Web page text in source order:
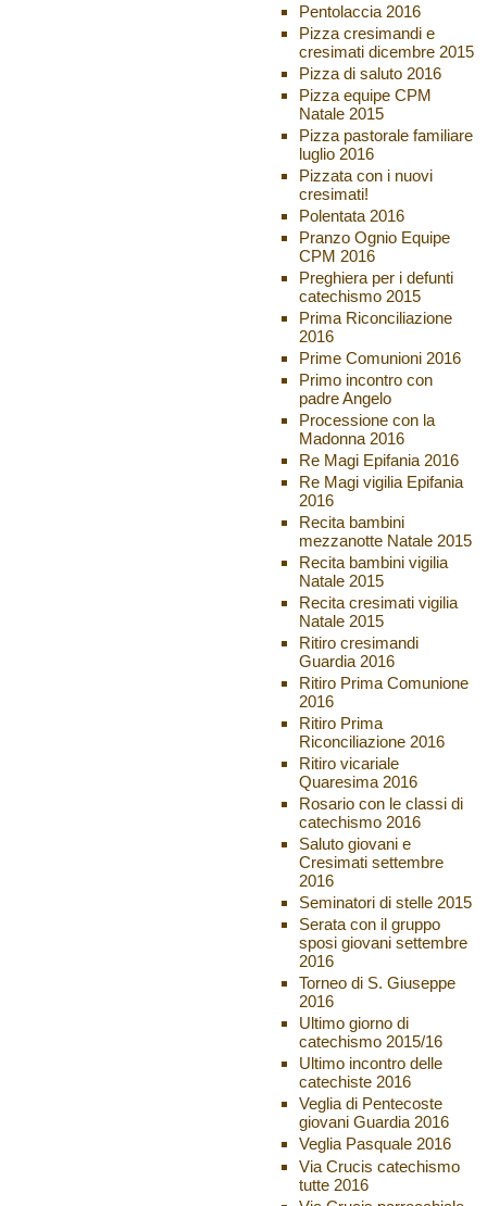
Pentolaccia 2016
Pizza cresimandi e
cresimati dicembre 2015
Pizza di saluto 2016
Pizza equipe CPM
Natale 2015
Pizza pastorale familiare
luglio 2016
Pizzata con i nuovi
cresimati!
Polentata 2016
Pranzo Ognio Equipe
CPM 2016
Preghiera per i defunti
catechismo 2015
Prima Riconciliazione
2016
Prime Comunioni 2016
Primo incontro con
padre Angelo
Processione con la
Madonna 2016
Re Magi Epifania 2016
Re Magi vigilia Epifania
2016
Recita bambini
mezzanotte Natale 2015
Recita bambini vigilia
Natale 2015
Recita cresimati vigilia
Natale 2015
Ritiro cresimandi
Guardia 2016
Ritiro Prima Comunione
2016
Ritiro Prima
Riconciliazione 2016
Ritiro vicariale
Quaresima 2016
Rosario con le classi di
catechismo 2016
Saluto giovani e
Cresimati settembre
2016
Seminatori di stelle 2015
Serata con il gruppo
sposi giovani settembre
2016
Torneo di S. Giuseppe
2016
Ultimo giorno di
catechismo 2015/16
Ultimo incontro delle
catechiste 2016
Veglia di Pentecoste
giovani Guardia 2016
Veglia Pasquale 2016
Via Crucis catechismo
tutte 2016